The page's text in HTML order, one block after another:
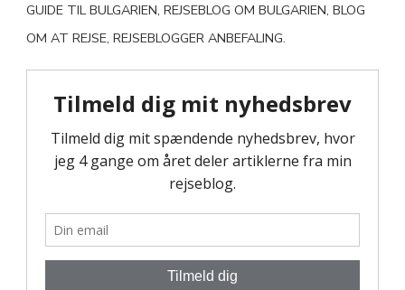
GUIDE TIL BULGARIEN, REJSEBLOG OM BULGARIEN, BLOG
OM AT REJSE, REJSEBLOGGER ANBEFALING.